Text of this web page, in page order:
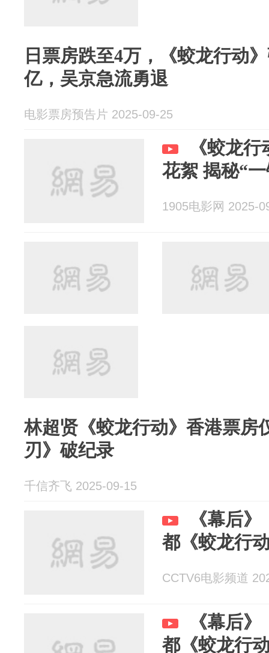
日票房跌至4万，《蛟龙行动
亿，吴京急流勇退
电影票房预告片 2025-09-25
《蛟龙
花絮 揭秘“
1905电影网 2025-
林超贤《蛟龙行动》香港票房
刃》破纪录
千信齐飞 2025-09-15
《幕后
都《蛟龙行
CCTV6电影频道
《幕后
都《蛟龙行